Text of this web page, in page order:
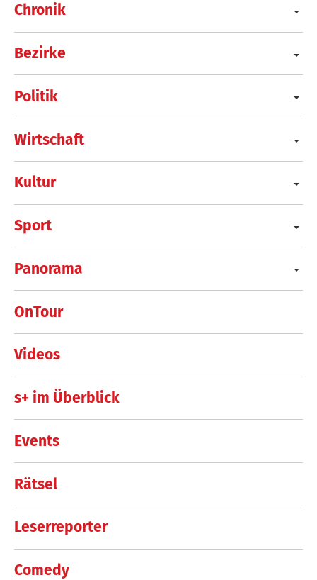
Chronik
Bezirke
Politik
Wirtschaft
Kultur
Sport
Panorama
OnTour
Videos
s+ im Überblick
Events
Rätsel
Leserreporter
Comedy